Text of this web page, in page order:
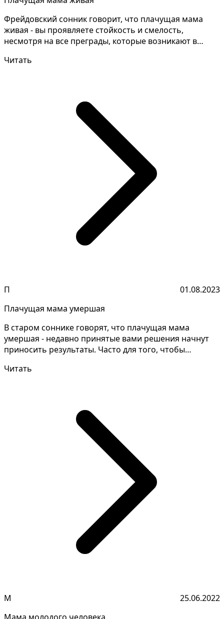
Фрейдовский сонник говорит, что плачущая мама
живая - вы проявляете стойкость и смелость,
несмотря на все преграды, которые возникают в
Читать
П
01.08.2023
Плачущая мама умершая
В старом соннике говорят, что плачущая мама
умершая - недавно принятые вами решения начнут
приносить результаты. Часто для того, чтобы
Читать
М
25.06.2022